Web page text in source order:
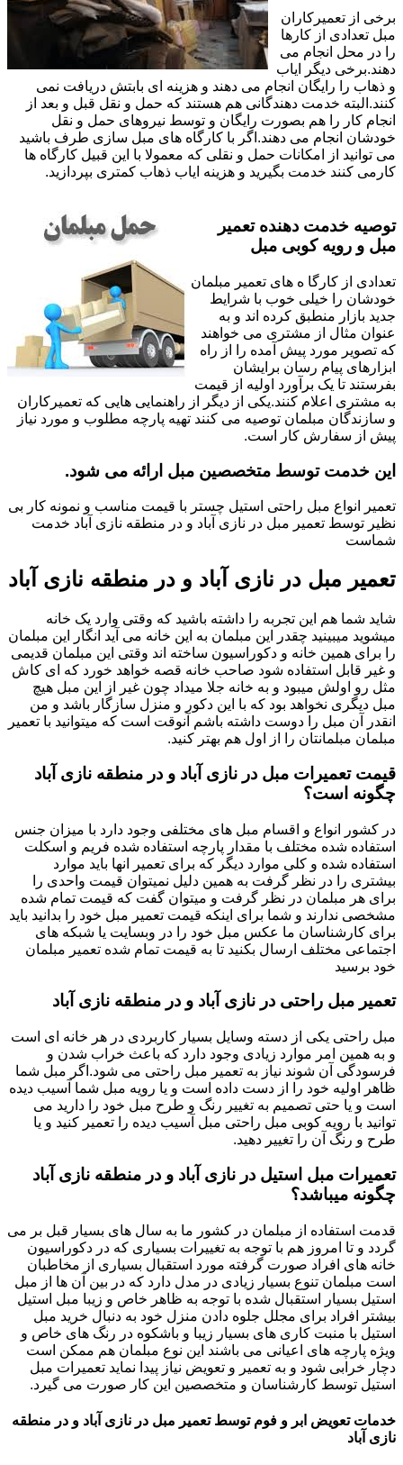
برخی از تعمیرکاران
مبل تعدادی از کارها
را در محل انجام می
دهند.برخی دیگر ایاب
و ذهاب را رایگان انجام می دهند و هزینه ای بابتش دریافت نمی
کنند.البته خدمت دهندگانی هم هستند که حمل و نقل قبل و بعد از
انجام کار را هم بصورت رایگان و توسط نیروهای حمل و نقل
خودشان انجام می دهند.اگر با کارگاه های مبل سازی طرف باشید
می توانید از امکانات حمل و نقلی که معمولا با این قبیل کارگاه ها
کارمی کنند خدمت بگیرید و هزینه ایاب ذهاب کمتری بپردازید.
توصیه خدمت دهنده تعمیر
مبل و رویه کوبی مبل
تعدادی از کارگا ه های تعمیر مبلمان
خودشان را خیلی خوب با شرایط
جدید بازار منطبق کرده اند و به
عنوان مثال از مشتری می خواهند
که تصویر مورد پیش آمده را از راه
ابزارهای پیام رسان برایشان
بفرستند تا یک برآورد اولیه از قیمت
به مشتری اعلام کنند.یکی از دیگر از راهنمایی هایی که تعمیرکاران
و سازندگان مبلمان توصیه می کنند تهیه پارچه مطلوب و مورد نیاز
پیش از سفارش کار است.
این خدمت توسط متخصصین مبل ارائه می شود.
تعمیر انواع مبل راحتی استیل چستر با قیمت مناسب و نمونه کار بی
نظیر توسط تعمیر مبل در نازی آباد و در منطقه نازی آباد خدمت
شماست
تعمیر مبل در نازی آباد و در منطقه نازی آباد
شاید شما هم این تجربه را داشته باشید که وقتی وارد یک خانه
میشوید میبینید چقدر این مبلمان به این خانه می آید انگار این مبلمان
را برای همین خانه و دکوراسیون ساخته اند وقتی این مبلمان قدیمی
و غیر قابل استفاده شود صاحب خانه قصه خواهد خورد که ای کاش
مثل رو اولش میبود و به خانه جلا میداد چون غیر از این مبل هیچ
مبل دیگری نخواهد بود که با این دکور و منزل سازگار باشد و من
انقدر آن مبل را دوست داشته باشم آنوقت است که میتوانید با تعمیر
مبلمان مبلمانتان را از اول هم بهتر کنید.
قیمت تعمیرات مبل در نازی آباد و در منطقه نازی آباد
چگونه است؟
در کشور انواع و اقسام مبل های مختلفی وجود دارد با میزان جنس
استفاده شده مختلف با مقدار پارچه استفاده شده فریم و اسکلت
استفاده شده و کلی موارد دیگر که برای تعمیر انها باید موارد
بیشتری را در نظر گرفت به همین دلیل نمیتوان قیمت واحدی را
برای هر مبلمان در نظر گرفت و میتوان گفت که قیمت تمام شده
مشخصی ندارند و شما برای اینکه قیمت تعمیر مبل خود را بدانید باید
برای کارشناسان ما عکس مبل خود را در وبسایت یا شبکه های
اجتماعی مختلف ارسال بکنید تا به قیمت تمام شده تعمیر مبلمان
خود برسید
تعمیر مبل راحتی در نازی آباد و در منطقه نازی آباد
مبل راحتی یکی از دسته وسایل بسیار کاربردی در هر خانه ای است
و به همین امر موارد زیادی وجود دارد که باعث خراب شدن و
فرسودگی آن شوند نیاز به تعمیر مبل راحتی می شود.اگر مبل شما
ظاهر اولیه خود را از دست داده است و یا رویه مبل شما آسیب دیده
است و یا حتی تصمیم به تغییر رنگ و طرح مبل خود را دارید می
توانید با رویه کوبی مبل راحتی مبل آسیب دیده را تعمیر کنید و یا
طرح و رنگ آن را تغییر دهید.
تعمیرات مبل استیل در نازی آباد و در منطقه نازی آباد
چگونه میباشد؟
قدمت استفاده از مبلمان در کشور ما به سال های بسیار قبل بر می
گردد و تا امروز هم با توجه به تغییرات بسیاری که در دکوراسیون
خانه های افراد صورت گرفته مورد استقبال بسیاری از مخاطبان
است مبلمان تنوع بسیار زیادی در مدل دارد که در بین آن ها از مبل
استیل بسیار استقبال شده با توجه به ظاهر خاص و زیبا مبل استیل
بیشتر افراد برای مجلل جلوه دادن منزل خود به دنبال خرید مبل
استیل با منبت کاری های بسیار زیبا و باشکوه در رنگ های خاص و
ویژه پارچه های اعیانی می باشند این نوع مبلمان هم ممکن است
دچار خرابی شود و به تعمیر و تعویض نیاز پیدا نماید تعمیرات مبل
استیل توسط کارشناسان و متخصصین این کار صورت می گیرد.
خدمات تعویض ابر و فوم توسط تعمیر مبل در نازی آباد و در منطقه
نازی آباد